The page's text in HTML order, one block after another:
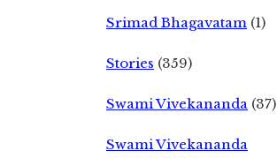
Srimad Bhagavatam (1)
Stories (359)
Swami Vivekananda (37)
Swami Vivekananda